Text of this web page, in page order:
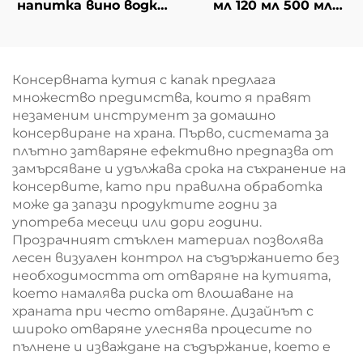
напитка вино водка
мл 120 мл 500 мл
Консервната кутия с капак предлага
множество предимства, които я правят
незаменим инструмент за домашно
консервиране на храна. Първо, системата за
плътно затваряне ефективно предпазва от
замърсяване и удължава срока на съхранение на
консервите, като при правилна обработка
може да запази продуктите годни за
употреба месеци или дори години.
Прозрачният стъклен материал позволява
лесен визуален контрол на съдържанието без
необходимостта от отваряне на кутията,
което намалява риска от влошаване на
храната при често отваряне. Дизайнът с
широко отваряне улеснява процесите по
пълнене и изваждане на съдържание, което е